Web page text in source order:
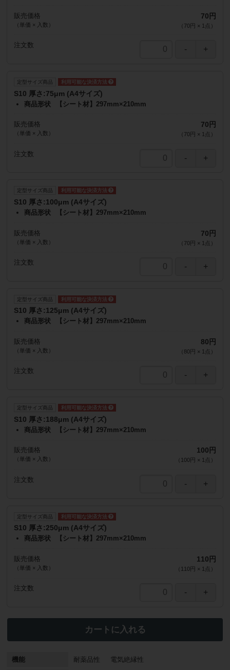
販売価格
（単価 × 入数）
70円
（ 70円 × 1 点 ）
注文数
定型サイズ商品
S10 厚さ:75μm (A4サイズ)
商品形状 【シート材】297mm×210mm
販売価格
（単価 × 入数）
70円
（ 70円 × 1 点 ）
注文数
定型サイズ商品
S10 厚さ:100μm (A4サイズ)
商品形状 【シート材】297mm×210mm
販売価格
（単価 × 入数）
70円
（ 70円 × 1 点 ）
注文数
定型サイズ商品
S10 厚さ:125μm (A4サイズ)
商品形状 【シート材】297mm×210mm
販売価格
（単価 × 入数）
80円
（ 80円 × 1 点 ）
注文数
定型サイズ商品
S10 厚さ:188μm (A4サイズ)
商品形状 【シート材】297mm×210mm
販売価格
（単価 × 入数）
100円
（ 100円 × 1 点 ）
注文数
定型サイズ商品
S10 厚さ:250μm (A4サイズ)
商品形状 【シート材】297mm×210mm
販売価格
（単価 × 入数）
110円
（ 110円 × 1 点 ）
注文数
カートに入れる
耐薬品性 電気絶縁性